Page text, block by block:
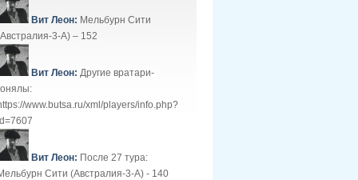
Вит Леон: Мельбурн Сити
3-А) – 152
Вит Леон: Другие вратари-
www.butsa.ru/xml/players/info.php?
Вит Леон: После 27 тура:
Сити (Австралия-3-А) - 140